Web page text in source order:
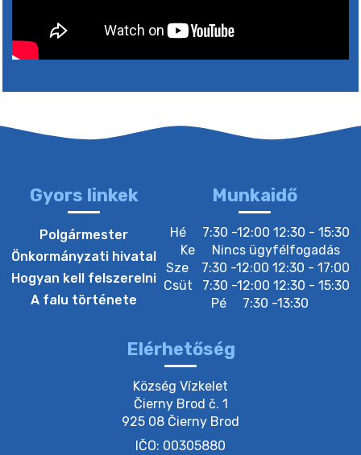
5. augusztus 2026 05:00
22. július 2026 16:26
20. július 2026 12:40
20. július 2026 11:53
Gyors linkek
Polgármester
Önkormányzati hivatal
Hogyan kell felszerelni
A falu története
Munkaidő
Hé
7:30 -12:00 12:30 - 15:30
Ke
Nincs ügyfélfogadás
Sze
7:30 -12:00 12:30 - 17:00
Csüt
7:30 -12:00 12:30 - 15:30
Pé
7:30 -13:30
Elérhetőség
Község Vízkelet
Čierny Brod č. 1
925 08 Čierny Brod
IČO: 00305880